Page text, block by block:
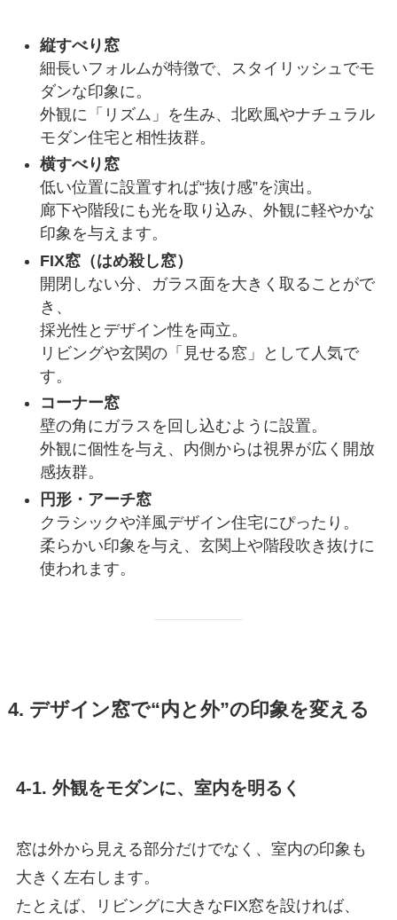
縦すべり窓
細長いフォルムが特徴で、スタイリッシュでモ
ダンな印象に。
外観に「リズム」を生み、北欧風やナチュラル
モダン住宅と相性抜群。
横すべり窓
低い位置に設置すれば“抜け感”を演出。
廊下や階段にも光を取り込み、外観に軽やかな
印象を与えます。
FIX窓（はめ殺し窓）
開閉しない分、ガラス面を大きく取ることがで
き、
採光性とデザイン性を両立。
リビングや玄関の「見せる窓」として人気で
す。
コーナー窓
壁の角にガラスを回し込むように設置。
外観に個性を与え、内側からは視界が広く開放
感抜群。
円形・アーチ窓
クラシックや洋風デザイン住宅にぴったり。
柔らかい印象を与え、玄関上や階段吹き抜けに
使われます。
4. デザイン窓で“内と外”の印象を変える
4-1. 外観をモダンに、室内を明るく
窓は外から見える部分だけでなく、室内の印象も
大きく左右します。
たとえば、リビングに大きなFIX窓を設ければ、